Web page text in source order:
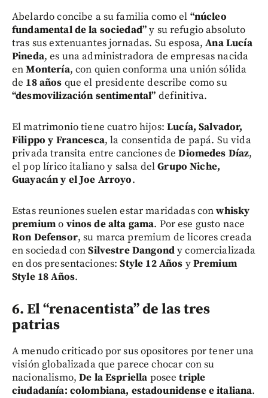
Abelardo concibe a su familia como el “núcleo
fundamental de la sociedad”y su refugio absoluto
tras sus extenuantes jornadas. Su esposa,Ana Lucía
Pineda, es una administradora de empresas nacida
enMontería, con quien conforma una unión sólida
de 18 años que el presidente describe como su
“desmovilización sentimental” definitiva.
El matrimonio tiene cuatro hijos:Lucía, Salvador,
Filippo y Francesca, la consentida de papá. Su vida
privada transita entre canciones deDiomedes Díaz,
el pop lírico italiano y salsa delGrupo Niche,
Guayacán y el Joe Arroyo.
Estas reuniones suelen estar maridadas conwhisky
premiumo vinos de alta gama. Por ese gusto nace
Ron Defensor, su marca premium de licores creada
en sociedad conSilvestre Dangondy comercializada
en dos presentaciones:Style 12 Años yPremium
Style 18 Años.
6. El “renacentista” de las tres
patrias
A menudo criticado por sus opositores por tener una
visión globalizada que parece chocar con su
nacionalismo,De la Espriella poseetriple
ciudadanía: colombiana, estadounidense e italiana.